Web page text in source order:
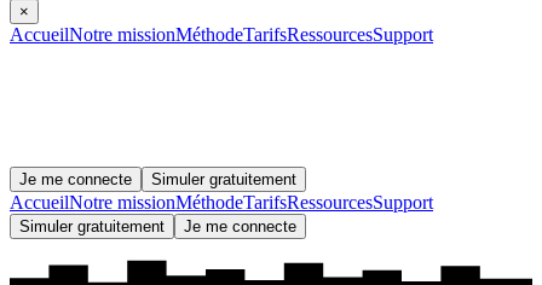
×
AccueilNotre missionMéthodeTarifsRessourcesSupport
Je me connecte Simuler gratuitement
AccueilNotre missionMéthodeTarifsRessourcesSupport
Simuler gratuitement Je me connecte